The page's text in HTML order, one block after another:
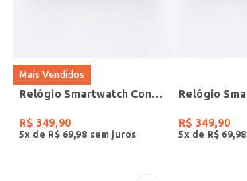
Mais Vendidos
Relógio Smartwatch Condor PRETO
R$ 349,90
5x de R$ 69 98
R$ 349,90
5x de R$ 69 98